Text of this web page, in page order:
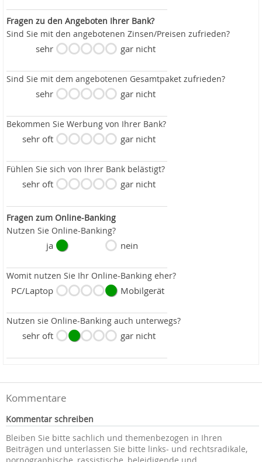
Fragen zu den Angeboten Ihrer Bank?
Sind Sie mit den angebotenen Zinsen/Preisen zufrieden?
sehr gar nicht
Sind Sie mit dem angebotenen Gesamtpaket zufrieden?
sehr gar nicht
Bekommen Sie Werbung von Ihrer Bank?
sehr oft gar nicht
Fühlen Sie sich von Ihrer Bank belästigt?
sehr oft gar nicht
Fragen zum Online-Banking
Nutzen Sie Online-Banking?
ja nein
Womit nutzen Sie Ihr Online-Banking eher?
PC/Laptop Mobilgerät
Nutzen sie Online-Banking auch unterwegs?
sehr oft gar nicht
Kommentare
Kommentar schreiben
Bleiben Sie bitte sachlich und themenbezogen in Ihren
Beiträgen und unterlassen Sie bitte links- und rechtsradikale,